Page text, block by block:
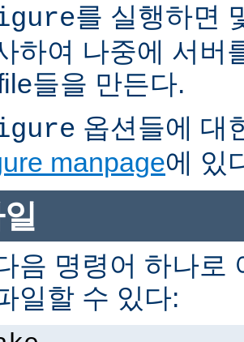
를 실행하면
하여 나중에 서버
들을 만든다.
옵션들에 대
manpage에 있
음 명령어 하나로
일할 수 있다: